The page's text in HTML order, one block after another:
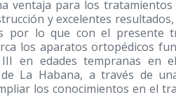
ventaja para los tratamientos
y excelentes
por lo que con el presente
los aparatos ortopédicos
en edades tempranas en
La Habana, a través de
los conocimientos en el